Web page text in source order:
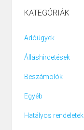
KATEGÓRIÁK
Adóügyek
Álláshirdetések
Beszámolók
Egyéb
Hatályos rendeletek